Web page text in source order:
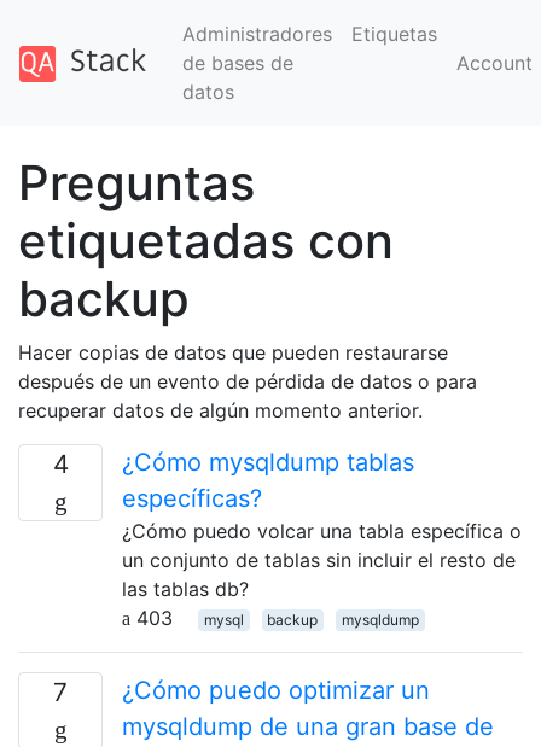
Administradores
de bases de
datos
Etiquetas
Account
Preguntas
etiquetadas con
backup
Hacer copias de datos que pueden restaurarse
después de un evento de pérdida de datos o para
recuperar datos de algún momento anterior.
4
¿Cómo mysqldump tablas
específicas?
¿Cómo puedo volcar una tabla específica o
un conjunto de tablas sin incluir el resto de
las tablas db?
403
mysql backup mysqldump
7
¿Cómo puedo optimizar un
mysqldump de una gran base de